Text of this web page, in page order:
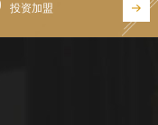
投资加盟